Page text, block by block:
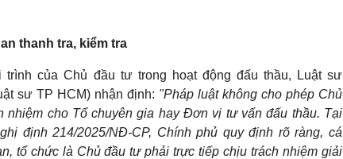
thanh tra, kiểm tra
trình của Chủ đầu tư trong hoạt động đấu thầu, Luật sư
sư TP HCM) nhận định: "Pháp luật không cho phép Chủ
nhiệm cho Tổ chuyên gia hay Đơn vị tư vấn đấu thầu. Tại
định 214/2025/NĐ-CP, Chính phủ quy định rõ ràng, cá
tổ chức là Chủ đầu tư phải trực tiếp chịu trách nhiệm giải